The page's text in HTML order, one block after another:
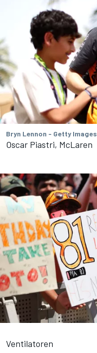
Bryn Lennon - Getty Images
Oscar Piastri, McLaren
Ventilatoren